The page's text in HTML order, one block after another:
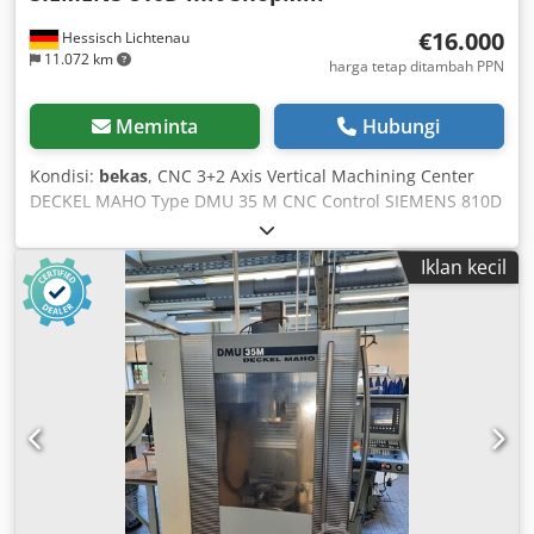
Hessisch Lichtenau
11.072 km
€16.000
harga tetap ditambah PPN
Meminta Hubungi
Kondisi: bekas, CNC 3+2 Axis Vertical Machining Center
DECKEL MAHO Type DMU 35 M CNC Control SIEMENS 810D
with ShopMill Serial No. 11065353554 Year of
manufacture: 2001 Travel paths: X: 350 mm, Y: 240 mm, Z:
340 mm Table movements: C-axis: 360° Swivel range: +105°
/ -15° Universal Swivel Rotary Table: 400 x 290 mm, center
bore 30H6 Table load: max. 100 kg Distance spindle nose –
table: min. 145 mm to max. 485 mm Feed rate: 5,000
mm/min Rapid traverse ( X / Y / Z ): 5 m/min Input
increment: 0.01 mm Total power consumption: 15 kVA
Spindle speed range: 20 - 6,300 rpm Spindle drive power:
6.3 / 10 kW (100% / 40% duty cycle) Torque: max. 55 / 80
Nm Tool holder: SK 40 DIN 69871 Pull stud: DIN 69872 or
ISO 7388/2 Type B Interface: Serial RS232C, LAN (RJ45)
Power supply: 400 Volt, 50 Hz, 15 kVA Compressed air
Iklan kecil